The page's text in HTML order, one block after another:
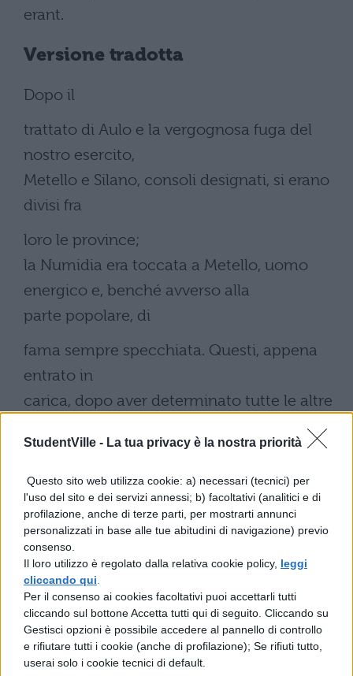
StudentVille - La tua privacy è la nostra priorità
Questo sito web utilizza cookie: a) necessari (tecnici) per
l'uso del sito e dei servizi annessi; b) facoltativi (analitici e di
profilazione, anche di terze parti, per mostrarti annunci
personalizzati in base alle tue abitudini di navigazione) previo
consenso.
Il loro utilizzo è regolato dalla relativa cookie policy, leggi
cliccando qui
Per il consenso ai cookies facoltativi puoi accettarli tutti
cliccando sul bottone Accetta tutti qui di seguito. Cliccando su
Gestisci opzioni è possibile accedere al pannello di controllo
e rifiutare tutti i cookie (anche di profilazione); Se rifiuti tutto,
userai solo i cookie tecnici di default.
erant.
Versione tradotta
Dopo il
trattato di Aulo e la vergognosa fuga del
nostro esercito,
Metello e Silano, consoli designati, si erano
divisi fra
loro le province;
la Numidia era toccata a Metello, uomo
energico e, benché avverso alla
parte popolare, di
fama sempre specchiata. Questi, appena
entrato in
carica, dopo aver determinato tutte le altre
dedicò esclusivamente alla guerra che
stava per intraprendere. Pertanto,
diffidando del
vecchio esercito, arruola soldati, fa venire
rinforzi da
ogni parte, prepara armi difensive e da
lancio, cavalli e